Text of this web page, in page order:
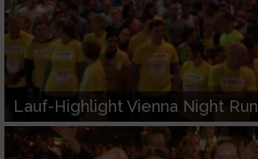
Lauf-Highlight Vienna Night Run